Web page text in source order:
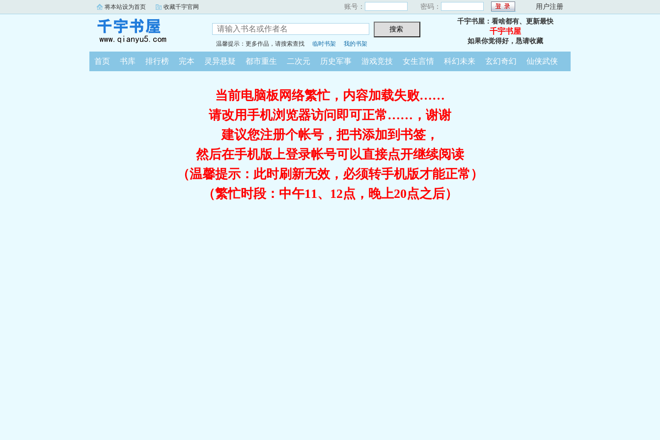
将本站设为首页 收藏千宇官网 账号： 密码： 用户注册
温馨提示：更多作品，请搜索查找 临时书架 我的书架
千宇书屋：看啥都有、更新最快
千宇书屋
如果你觉得好，恳请收藏
首页 书库 排行榜 完本 灵异悬疑 都市重生 二次元 历史军事 游戏竞技 女生言情 科幻未来 玄幻奇幻 仙侠武侠
当前电脑板网络繁忙，内容加载失败……
请改用手机浏览器访问即可正常……，谢谢
建议您注册个帐号，把书添加到书签，
然后在手机版上登录帐号可以直接点开继续阅读
（温馨提示：此时刷新无效，必须转手机版才能正常）
（繁忙时段：中午11、12点，晚上20点之后）